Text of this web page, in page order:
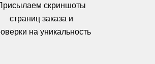
скриншоты
страниц заказа и
на уникальность